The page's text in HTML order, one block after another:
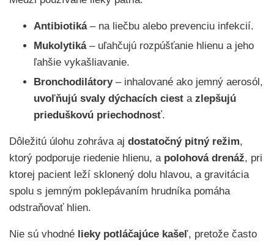
Antibiotiká– na liečbu alebo prevenciu infekcií.
Mukolytiká– uľahčujú rozpúšťanie hlienu a jeho
ľahšie vykašliavanie.
Bronchodilátory– inhalované ako jemný aerosól,
uvoľňujú svaly dýchacích ciest a zlepšujú
prieduškovú priechodnosť.
Dôležitú úlohu zohráva aj dostatočný pitný režim,
ktorý podporuje riedenie hlienu, a polohová drenáž, pri
ktorej pacient leží sklonený dolu hlavou, a gravitácia
spolu s jemným poklepávaním hrudníka pomáha
odstraňovať hlien.
Nie sú vhodné lieky potláčajúce kašeľ, pretože často